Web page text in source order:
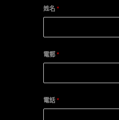
姓名 *
電郵 *
電話 *